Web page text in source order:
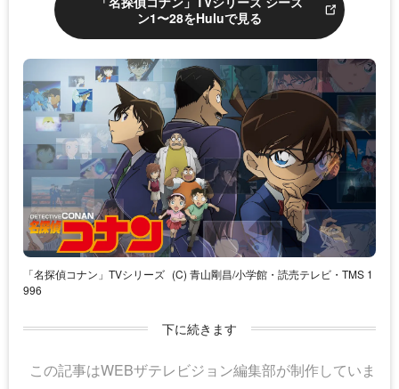
ン1〜28をHuluで見る
「名探偵コナン」TVシリーズ (C) 青山剛昌/小学館・読売テレビ・TMS 1
996
下に続きます
この記事はWEBザテレビジョン編集部が制作していま